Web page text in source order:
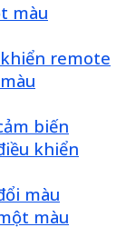
màu
remote
biến
khiển
màu
màu